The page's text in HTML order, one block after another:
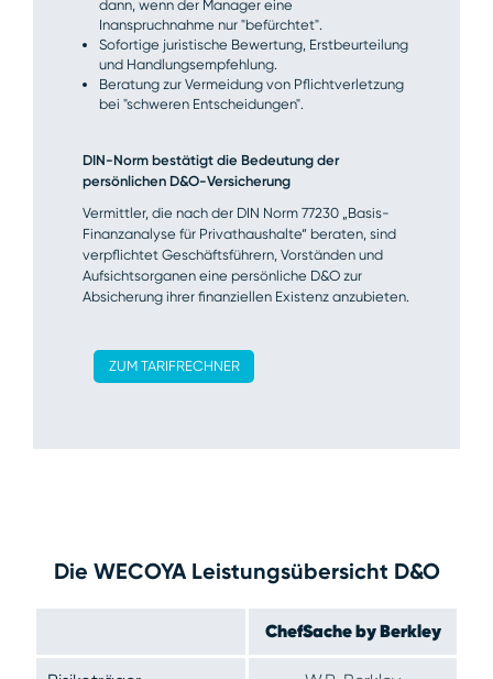
dann, wenn der Manager eine
Inanspruchnahme nur "befürchtet".
Sofortige juristische Bewertung, Erstbeurteilung
und Handlungsempfehlung.
Beratung zur Vermeidung von Pflichtverletzung
bei "schweren Entscheidungen".
DIN-Norm bestätigt die Bedeutung der
persönlichen D&O-Versicherung
Vermittler, die nach der DIN Norm 77230 „Basis-
Finanzanalyse für Privathaushalte“ beraten, sind
verpflichtet Geschäftsführern, Vorständen und
Aufsichtsorganen eine persönliche D&O zur
Absicherung ihrer finanziellen Existenz anzubieten.
ZUM TARIFRECHNER
Die WECOYA Leistungsübersicht D&O
ChefSache by Berkley